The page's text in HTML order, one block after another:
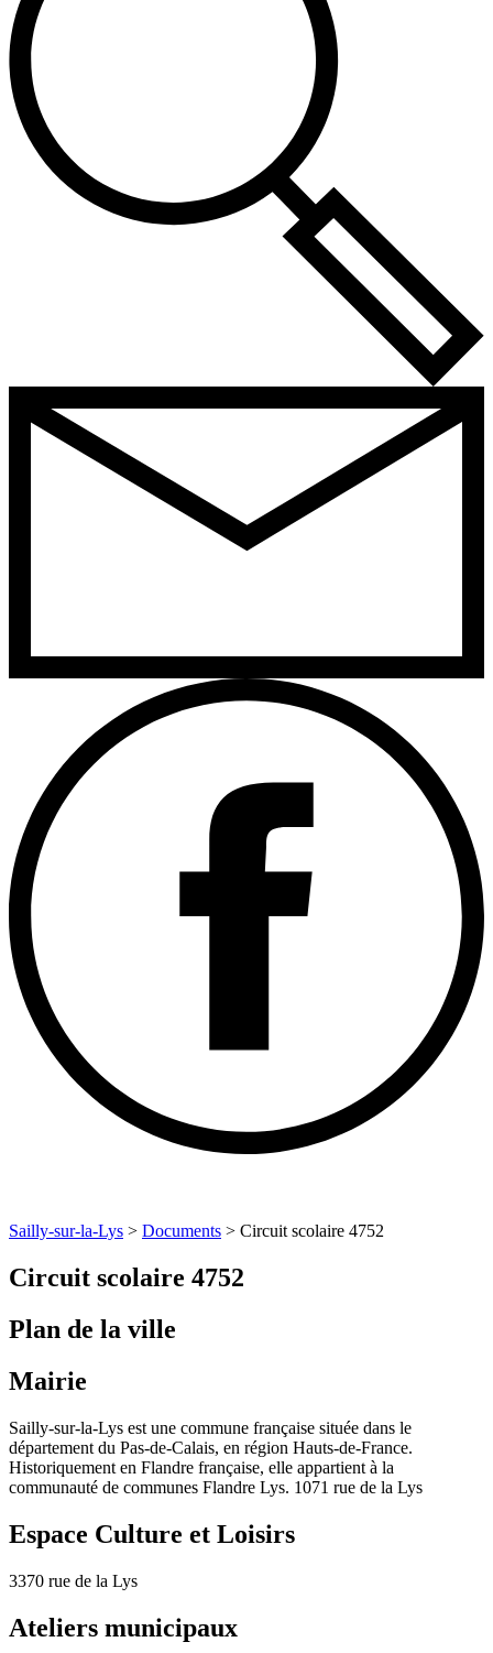
Sailly-sur-la-Lys > Documents > Circuit scolaire 4752
Circuit scolaire 4752
Plan de la ville
Mairie
Sailly-sur-la-Lys est une commune française située dans le
département du Pas-de-Calais, en région Hauts-de-France.
Historiquement en Flandre française, elle appartient à la
communauté de communes Flandre Lys. 1071 rue de la Lys
Espace Culture et Loisirs
3370 rue de la Lys
Ateliers municipaux